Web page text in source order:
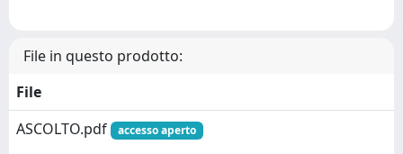
File in questo prodotto:
File
ASCOLTO.pdf
accesso aperto